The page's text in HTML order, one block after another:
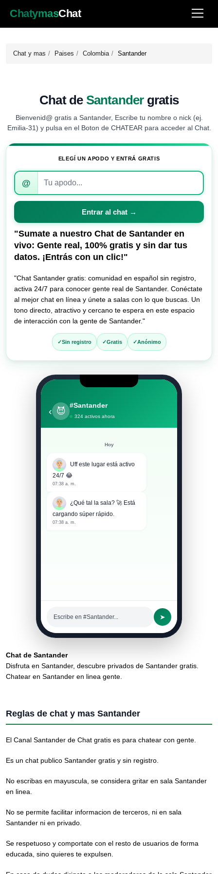
ChatymasChat
Chat y mas Paises Colombia Santander
Chat de Santandergratis
Bienvenid@ gratis a Santander, Escribe tu nombre o nick (ej.
Emilia-31) y pulsa en el Boton de CHATEAR para acceder al Chat.
ELEGÍ UN APODO Y ENTRÁ GRATIS
Introduce
apodo
para
entrar
al
@
Entrar al chat →
"Sumate a nuestro Chat de Santander en
vivo: Gente real, 100% gratis y sin dar tus
datos. ¡Entrás con un clic!"
"Chat Santander gratis: comunidad en español sin registro,
activa 24/7 para conocer gente real de Santander. Conéctate
al mejor chat en línea y únete a salas con lo que buscas. Un
tono directo, atractivo y cercano te espera en este espacio
de interacción con la gente de Santander."
Sin registro Gratis Anónimo
‹ 😈
#Santander
324 activos ahora
Hoy
Uff este lugar está activo
24/7 😂
07:38 a. m.
¿Qué tal la sala? 🚀 Está
cargando súper rápido.
07:38 a. m.
Escribe en #Santander... ➤
Chat de Santander
Disfruta en Santander, descubre privados de Santander gratis.
Chatear en Santander en linea gente.
Reglas de chat y mas Santander
El Canal Santander de Chat gratis es para chatear con gente.
Es un chat publico Santander gratis y sin registro.
No escribas en mayuscula, se considera gritar en sala Santander
en linea.
No se permite facilitar informacion de terceros, ni en sala
Santander ni en privado.
Se respetuoso y comportate con el resto de usuarios de forma
educada, sino quieres te expulsen.